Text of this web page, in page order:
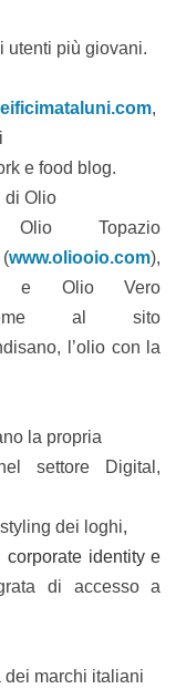
utenti più giovani.
,
e food blog.
di Olio
Topazio
www.oliooio.com),
e Olio Vero
al sito
l’olio con la
la propria
settore Digital,
dei loghi,
identity e
di accesso a
dei marchi italiani